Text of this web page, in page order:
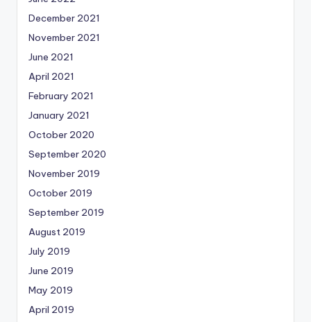
December 2021
November 2021
June 2021
April 2021
February 2021
January 2021
October 2020
September 2020
November 2019
October 2019
September 2019
August 2019
July 2019
June 2019
May 2019
April 2019